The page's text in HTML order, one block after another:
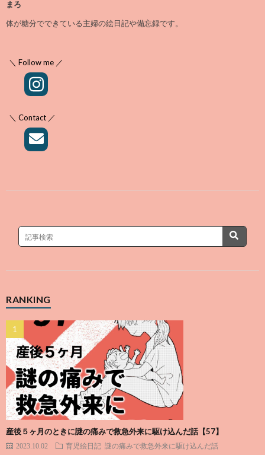
まろ
体が糖分でできている主婦の絵日記や備忘録です。
＼ Follow me ／
＼ Contact ／
RANKING
産後５ヶ月のときに謎の痛みで救急外来に駆け込んだ話【57】
2023.10.02 育児絵日記 謎の痛みで救急外来に駆け込んだ話